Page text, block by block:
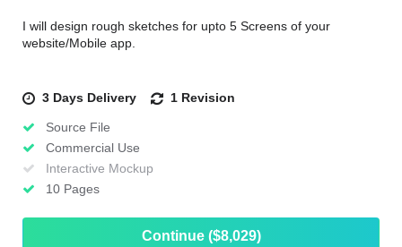
I will design rough sketches for upto 5 Screens of your
website/Mobile app.
3 Days Delivery 1 Revision
Source File
Commercial Use
Interactive Mockup
10 Pages
Continue ($8,029)